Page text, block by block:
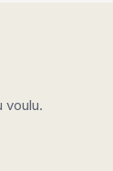
voulu.